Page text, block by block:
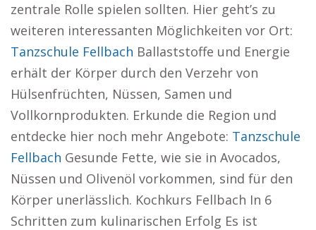
zentrale Rolle spielen sollten. Hier geht’s zu
weiteren interessanten Möglichkeiten vor Ort:
Tanzschule Fellbach Ballaststoffe und Energie
erhält der Körper durch den Verzehr von
Hülsenfrüchten, Nüssen, Samen und
Vollkornprodukten. Erkunde die Region und
entdecke hier noch mehr Angebote: Tanzschule
Fellbach Gesunde Fette, wie sie in Avocados,
Nüssen und Olivenöl vorkommen, sind für den
Körper unerlässlich. Kochkurs Fellbach In 6
Schritten zum kulinarischen Erfolg Es ist